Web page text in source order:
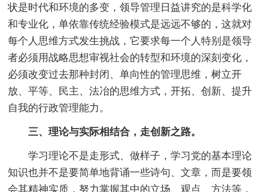
状是时代和环境的多变，领导管理日益讲究的是科学化
和专业化，单依靠传统经验模式是远远不够的，这就对
每个人思维方式发生挑战，它要求每一个人特别是领导
者必须用战略思想审视社会的转型和环境的深刻变化，
必须改变过去那种封闭、单向性的管理思维，树立开
放、平等、民主、法冶的思维方式，开拓、创新、提升
自我的行政管理能力。
三、理论与实际相结合，走创新之路。
学习理论不是走形式、做样子，学习党的基本理论
知识也并不是要简单地背诵一些诗句、文章，而是要领
会其精神实质，努力掌握其中的立场、观点、方法等，